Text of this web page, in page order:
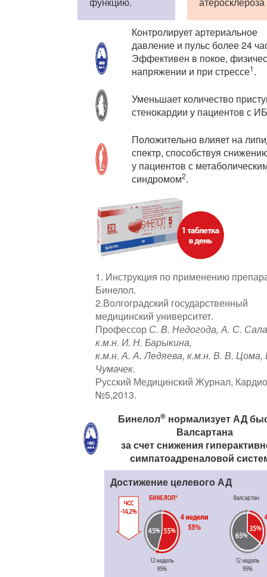
Контролирует артериальное
давление и пульс более 24
Эффективен в покое,
напряжении и при стрессе1.
Уменьшает количество
стенокардии у пациентов с
Положительно влияет на
спектр, способствуя
у пациентов с
синдромом2.
1. Инструкция по применению
Бинелол.
2.Волгоградский государственный
медицинский университет.
Профессор С. В. Недогода, А. С.
к.м.н. И. Н. Барыкина,
к.м.н. А. А. Ледяева, к.м.н. В. В. Цома,
Чумачек.
Русский Медицинский Журнал,
№5,2013.
Бинелол® нормализует АД
Валсартана
за счет снижения
симпатоадреналовой
Достижение целевого АД